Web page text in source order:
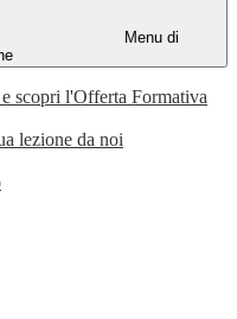
Menu di
scopri l'Offerta Formativa
lezione da noi